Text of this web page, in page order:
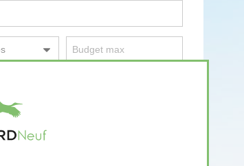
Recherche par programme